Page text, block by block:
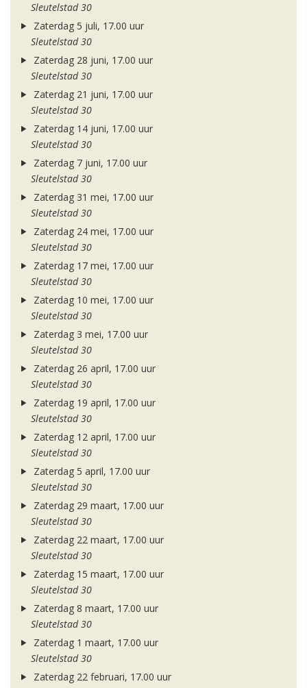
Sleutelstad 30
Zaterdag 5 juli, 17.00 uur
Sleutelstad 30
Zaterdag 28 juni, 17.00 uur
Sleutelstad 30
Zaterdag 21 juni, 17.00 uur
Sleutelstad 30
Zaterdag 14 juni, 17.00 uur
Sleutelstad 30
Zaterdag 7 juni, 17.00 uur
Sleutelstad 30
Zaterdag 31 mei, 17.00 uur
Sleutelstad 30
Zaterdag 24 mei, 17.00 uur
Sleutelstad 30
Zaterdag 17 mei, 17.00 uur
Sleutelstad 30
Zaterdag 10 mei, 17.00 uur
Sleutelstad 30
Zaterdag 3 mei, 17.00 uur
Sleutelstad 30
Zaterdag 26 april, 17.00 uur
Sleutelstad 30
Zaterdag 19 april, 17.00 uur
Sleutelstad 30
Zaterdag 12 april, 17.00 uur
Sleutelstad 30
Zaterdag 5 april, 17.00 uur
Sleutelstad 30
Zaterdag 29 maart, 17.00 uur
Sleutelstad 30
Zaterdag 22 maart, 17.00 uur
Sleutelstad 30
Zaterdag 15 maart, 17.00 uur
Sleutelstad 30
Zaterdag 8 maart, 17.00 uur
Sleutelstad 30
Zaterdag 1 maart, 17.00 uur
Sleutelstad 30
Zaterdag 22 februari, 17.00 uur